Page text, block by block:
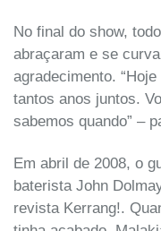
No final do show,
abraçaram e se
agradecimento.
tantos anos juntos.
sabemos quando” –
Em abril de 2008, o
baterista John
revista Kerrang!.